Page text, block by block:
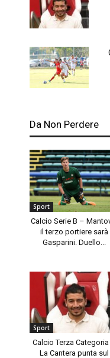
Da Non Perdere
Sport
Calcio Serie B –
il terzo portiere sarà
Gasparini. Duello...
Sport
Calcio Terza
La Cantera punta sul